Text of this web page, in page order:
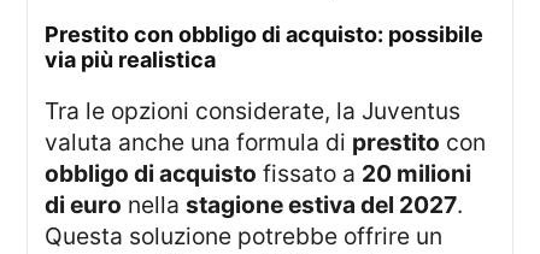
prestito con obbligo di acquisto: possibile
via più realistica
Tra le opzioni considerate, la Juventus
valuta anche una formula di prestito con
obbligo di acquisto fissato a 20 milioni
di euro nellastagione estiva del 2027.
Questa soluzione potrebbe offrire un